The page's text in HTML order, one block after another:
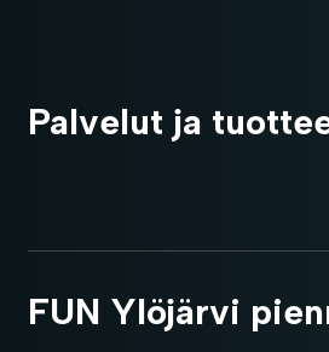
Palvelut ja
FUN Ylöjärvi